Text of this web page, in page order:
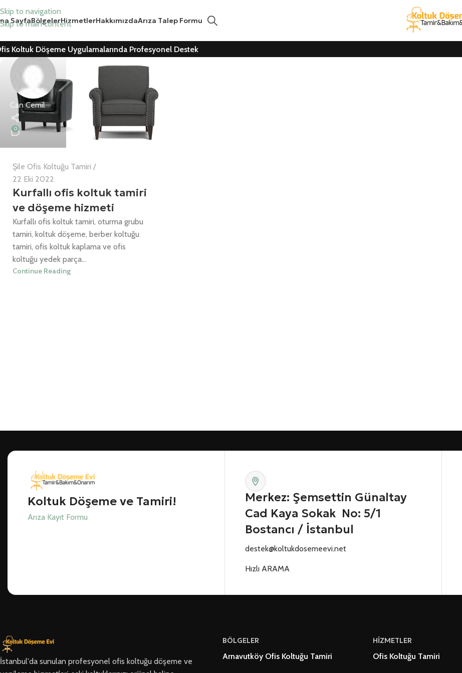
Skip to navigation
Skip to main content
SayfaBölgelerHizmetlerHakkımızdaArıza Talep Formu
Koltuk Döşeme Uygulamalarında Profesyonel Destek
Can Cemil
0
Şile Ofis Koltuğu Tamiri
22 Eki 2022
Kurfallı ofis koltuk tamiri
ve döşeme hizmeti
Kurfallı ofis koltuk tamiri, oturma grubu
tamiri, koltuk döşeme, berber koltuğu
tamiri, ofis koltuk kaplama ve ofis
koltuğu yedek parça...
Continue Reading
Koltuk Döşeme ve Tamiri!
Arıza Kayıt Formu
Merkez: Şemsettin Günaltay
Cad Kaya Sokak No: 5/1
Bostancı / İstanbul
destek@koltukdosemeevi.net
Hızlı ARAMA
İstanbul'da sunulan profesyonel ofis koltuğu döşeme ve
BÖLGELER
Arnavutköy Ofis Koltuğu Tamiri
HİZMETLER
Ofis Koltuğu Tamiri